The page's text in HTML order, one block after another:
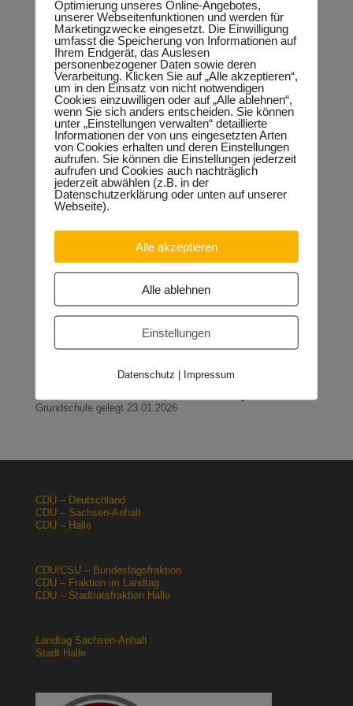
Netz AG
Michael Müer, Leiter Regionalbereich Südost DB
Station&Service AG
Lars Loebner, Stadt Halle – Leiter des Fachbereichs Planen
Rainer Möbius, Stadt Halle – Leiter Abteilung
Verkehrsplanung
Waldemar Roesler, Stadt Halle – Leiter Team
Verkehrsentwicklungsplanung/Nahverkehr
Dörthe Riedel, Stadt Halle – Referentin des Beigeordneten für
Stadtentwicklung/Umwelt
Andreas Neumann, Vorsitzender des Vorstandes
Siedlergemeinde Rosengarten e.V.
Hans-Joachim Berkes, Sprecher Bürgerinitiative „Umbau
Knoten Rosengarten“
ca. 50 interessierte Bürger
Sondervermögen für die Europachaussee richtige
30.04.2026
Halle: Erhöhung der Gewerbesteuer ist falsches Signal
26.03.2026
Orgacid-Altlasten: Bund und Land mit in der Verantwortung
15.02.2026
12.02.2026
Lehrpläne: Grundsteine für spätere Ausbildung werden in der
Grundschule gelegt 23.01.2026
CDU – Deutschland
CDU – Sachsen-Anhalt
CDU – Halle
CDU/CSU – Bundestagsfraktion
CDU – Fraktion im Landtag
CDU – Stadtratsfraktion Halle
Landtag Sachsen-Anhalt
Stadt Halle
Optimierung unseres Online-Angebotes,
unserer Webseitenfunktionen und werden für
Marketingzwecke eingesetzt. Die Einwilligung
umfasst die Speicherung von Informationen auf
Ihrem Endgerät, das Auslesen
personenbezogener Daten sowie deren
Verarbeitung. Klicken Sie auf „Alle akzeptieren“,
um in den Einsatz von nicht notwendigen
Cookies einzuwilligen oder auf „Alle ablehnen“,
wenn Sie sich anders entscheiden. Sie können
unter „Einstellungen verwalten“ detaillierte
Informationen der von uns eingesetzten Arten
von Cookies erhalten und deren Einstellungen
aufrufen. Sie können die Einstellungen jederzeit
aufrufen und Cookies auch nachträglich
jederzeit abwählen (z.B. in der
Datenschutzerklärung oder unten auf unserer
Webseite).
Alle akzeptieren
Alle ablehnen
Einstellungen
Datenschutz | Impressum